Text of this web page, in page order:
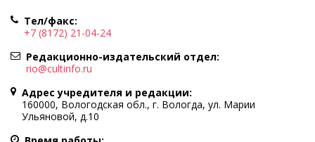
Учредитель КУ ВО «Информационно-аналитический центр
культуры»
Адрес учредителя и редакции: 160000, Вологодская обл., г.
Вологда, ул. Марии Ульяновой, д.10
Главный редактор — Легчанова Елена Григорьевна
Политика в отношении обработки персональных данных
При полном или частичном использовании информации
портала гиперссылка на cultinfo.ru обязательна.
Тел/факс:
+7 (8172) 21-04-24
Редакционно-издательский отдел:
rio@cultinfo.ru
Адрес учредителя и редакции:
160000, Вологодская обл., г. Вологда, ул. Марии
Ульяновой, д.10